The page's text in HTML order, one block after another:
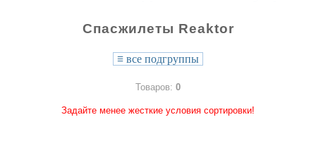
Спасжилеты Reaktor
≡ все подгруппы
Товаров: 0
Задайте менее жесткие условия сортировки!